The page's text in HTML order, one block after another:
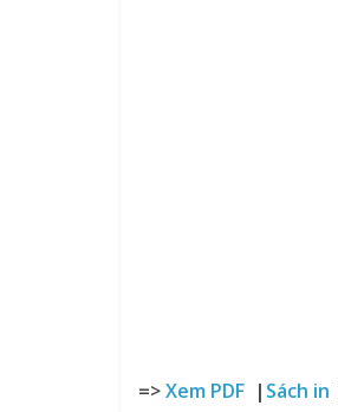
=>Xem PDF | Sách in